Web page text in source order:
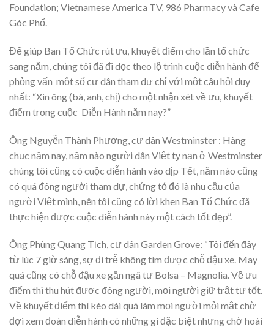
Foundation; Vietnamese America TV, 986 Pharmacy và Cafe
Góc Phố.
Để giúp Ban Tổ Chức rút ưu, khuyết điểm cho lần tổ chức
sang năm, chúng tôi đã đi dọc theo lộ trình cuộc diễn hành để
phỏng vấn một số cư dân tham dự chỉ với một câu hỏi duy
nhất: “Xin ông (bà, anh, chị) cho một nhận xét về ưu, khuyết
điểm trong cuộc Diễn Hành năm nay?”
Ông Nguyễn Thành Phương, cư dân Westminster : Hàng
chục năm nay, năm nào người dân Việt tỵ nạn ở Westminster
chúng tôi cũng có cuộc diễn hành vào dịp Tết, năm nào cũng
có quá đông người tham dự, chứng tỏ đó là nhu cầu của
người Việt mình, nên tôi cũng có lời khen Ban Tổ Chức đã
thực hiện được cuộc diễn hành này một cách tốt đẹp”.
Ông Phùng Quang Tịch, cư dân Garden Grove: “Tôi đến đây
từ lúc 7 giờ sáng, sợ đi trễ không tìm được chỗ đậu xe. May
quá cũng có chỗ đậu xe gần ngã tư Bolsa – Magnolia. Về ưu
điểm thì thu hút được đông người, mọi người giữ trật tự tốt.
Về khuyết điểm thì kéo dài quá làm mọi người mỏi mắt chờ
đợi xem đoàn diễn hành có những gì đặc biệt nhưng chờ hoài